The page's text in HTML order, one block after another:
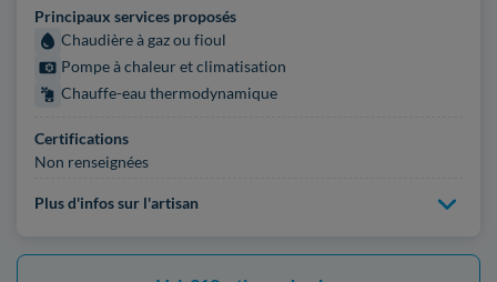
Principaux services proposés
Chaudière à gaz ou fioul
Pompe à chaleur et climatisation
Chauffe-eau thermodynamique
Certifications
Non renseignées
Plus d'infos sur l'artisan